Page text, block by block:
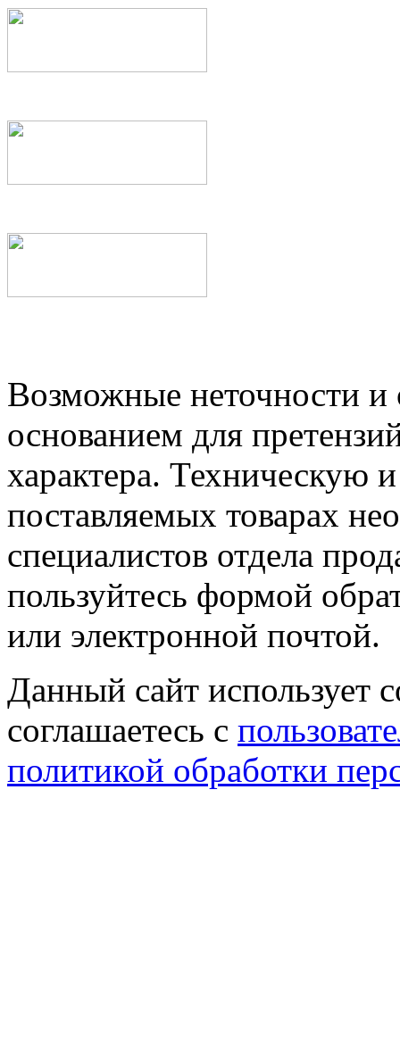
Возможные неточности и
основанием для
характера.
поставляемых товарах
специалистов отдела
пользуйтесь формой
или электронной почтой.
Данный сайт использует
соглашаетесь с
политикой обработки